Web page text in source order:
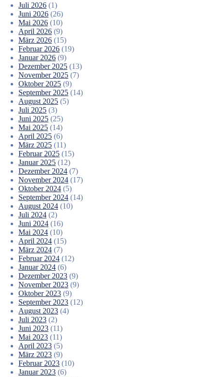
Juli 2026 (1)
Juni 2026 (26)
Mai 2026 (10)
April 2026 (9)
März 2026 (15)
Februar 2026 (19)
Januar 2026 (9)
Dezember 2025 (13)
November 2025 (7)
Oktober 2025 (9)
September 2025 (14)
August 2025 (5)
Juli 2025 (3)
Juni 2025 (25)
Mai 2025 (14)
April 2025 (6)
März 2025 (11)
Februar 2025 (15)
Januar 2025 (12)
Dezember 2024 (7)
November 2024 (17)
Oktober 2024 (5)
September 2024 (14)
August 2024 (10)
Juli 2024 (2)
Juni 2024 (16)
Mai 2024 (10)
April 2024 (15)
März 2024 (7)
Februar 2024 (12)
Januar 2024 (6)
Dezember 2023 (9)
November 2023 (9)
Oktober 2023 (9)
September 2023 (12)
August 2023 (4)
Juli 2023 (2)
Juni 2023 (11)
Mai 2023 (11)
April 2023 (5)
März 2023 (9)
Februar 2023 (10)
Januar 2023 (6)